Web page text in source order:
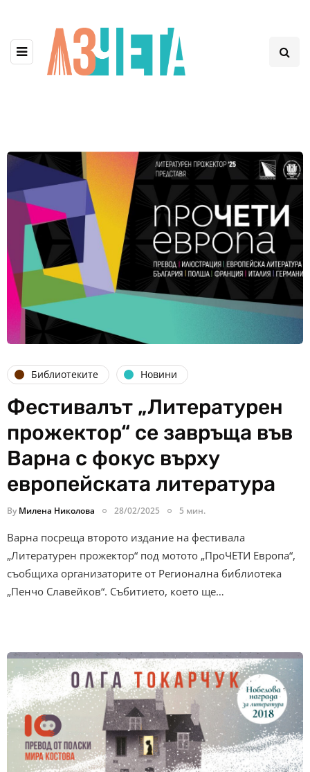
Библиотеките Новини
Фестивалът „Литературен
прожектор“ се завръща във
Варна с фокус върху
европейската литература
By Милена Николова 28/02/2025 5 мин.
Варна посреща второто издание на фестивала
„Литературен прожектор“ под мотото „ПроЧЕТИ Европа“,
съобщиха организаторите от Регионална библиотека
„Пенчо Славейков“. Събитието, което ще…